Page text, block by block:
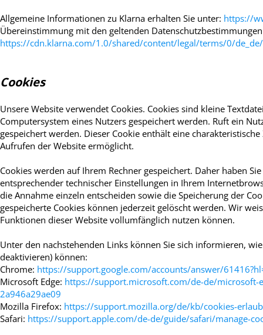
Allgemeine Informationen zu Klarna erhalten Sie unter: https://
Übereinstimmung mit den geltenden
https://cdn.klarna.com/1.0/shared/content/legal/terms/0/
Cookies
Unsere Website verwendet Cookies. Cookies sind kleine
Computersystem eines Nutzers gespeichert werden. Ruft ein
gespeichert werden. Dieser Cookie enthält eine
Aufrufen der Website ermöglicht.
Cookies werden auf Ihrem Rechner gespeichert. Daher haben
entsprechender technischer Einstellungen in Ihrem
die Annahme einzeln entscheiden sowie die Speicherung der
gespeicherte Cookies können jederzeit gelöscht werden. Wir
Funktionen dieser Website vollumfänglich nutzen können.
Unter den nachstehenden Links können Sie sich informieren,
deaktivieren) können:
Chrome: https://support.google.com/accounts/answer/
Microsoft Edge: https://support.microsoft.com/de-de/microsoft-
2a946a29ae09
Mozilla Firefox: https://support.mozilla.org/de/kb/cookies-
Safari: https://support.apple.com/de-de/guide/safari/manage-